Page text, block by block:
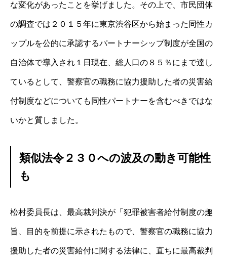
な変化があったことを挙げました。その上で、市民団体
の調査では２０１５年に東京渋谷区から始まった同性カ
ップルを公的に承認するパートナーシップ制度が全国の
自治体で導入され１日現在、総人口の８５％にまで達し
ているとして、警察官の職務に協力援助した者の災害給
付制度などについても同性パートナーを含むべきではな
いかと質しました。
類似法令２３０への波及の動き可能性
も
松村委員長は、最高裁判決が「犯罪被害者給付制度の趣
旨、目的を前提に示されたもので、警察官の職務に協力
援助した者の災害給付に関する法律に、直ちに最高裁判